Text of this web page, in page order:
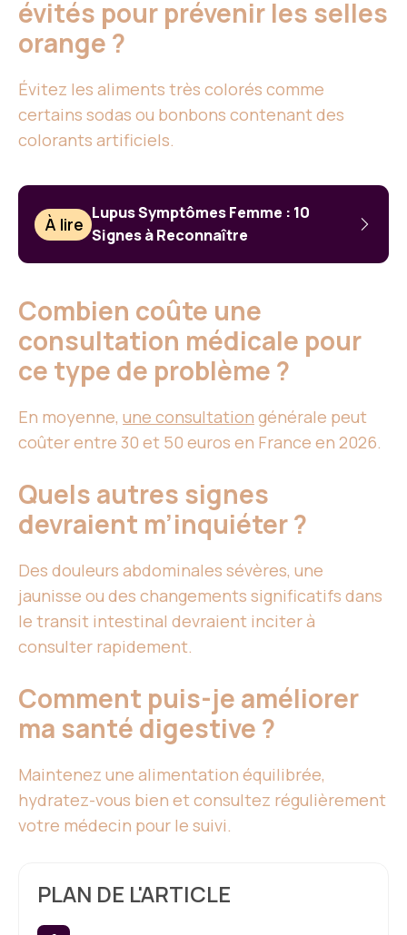
évités pour prévenir les selles
orange ?
Évitez les aliments très colorés comme
certains sodas ou bonbons contenant des
colorants artificiels.
À lire
Lupus Symptômes Femme : 10
Signes à Reconnaître
Combien coûte une
consultation médicale pour
ce type de problème ?
En moyenne, une consultation générale peut
coûter entre 30 et 50 euros en France en 2026.
Quels autres signes
devraient m’inquiéter ?
Des douleurs abdominales sévères, une
jaunisse ou des changements significatifs dans
le transit intestinal devraient inciter à
consulter rapidement.
Comment puis-je améliorer
ma santé digestive ?
Maintenez une alimentation équilibrée,
hydratez-vous bien et consultez régulièrement
votre médecin pour le suivi.
PLAN DE L'ARTICLE